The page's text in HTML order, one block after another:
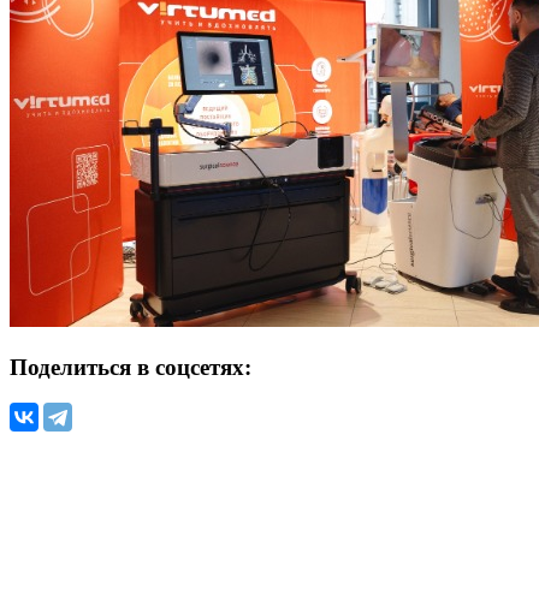
Поделиться в соцсетях: